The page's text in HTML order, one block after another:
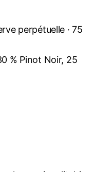
perpétuelle · 75
% Pinot Noir, 25